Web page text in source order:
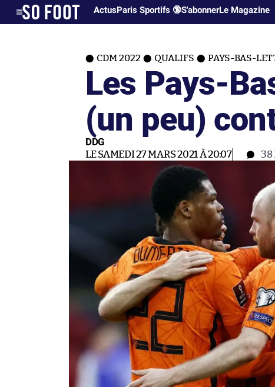
ActusParis Sportifs 🔞S'abonnerLe Magazine
CDM 2022 QUALIFS PAYS-BAS-
Les Pays-
(un peu)
DDG
LE SAMEDI 27 MARS 2021 À 20:07 38